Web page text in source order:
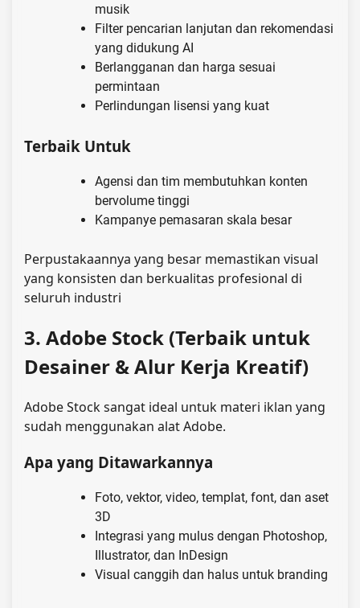
musik
Filter pencarian lanjutan dan rekomendasi
yang didukung AI
Berlangganan dan harga sesuai
permintaan
Perlindungan lisensi yang kuat
Terbaik Untuk
Agensi dan tim membutuhkan konten
bervolume tinggi
Kampanye pemasaran skala besar
Perpustakaannya yang besar memastikan visual
yang konsisten dan berkualitas profesional di
seluruh industri
3. Adobe Stock (Terbaik untuk
Desainer & Alur Kerja Kreatif)
Adobe Stock sangat ideal untuk materi iklan yang
sudah menggunakan alat Adobe.
Apa yang Ditawarkannya
Foto, vektor, video, templat, font, dan aset
3D
Integrasi yang mulus dengan Photoshop,
Illustrator, dan InDesign
Visual canggih dan halus untuk branding